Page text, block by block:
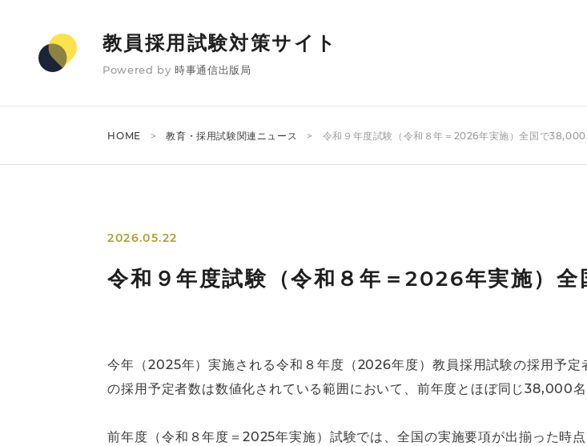
教員採用試験対策サイト
Powered by 時事通信出版局
HOME 教育・採用試験関連ニュース 令和９年度試験（令和８年＝2026年実施）全国で38,000
2026.05.22
令和９年度試験（令和８年＝2026年実施）
今年（2025年）実施される令和８年度（2026年度）教員採用試験の採用予
の採用予定者数は数値化されている範囲において、前年度とほぼ同じ38,000名
前年度（令和８年度＝2025年実施）試験では、全国の実施要項が出揃った時